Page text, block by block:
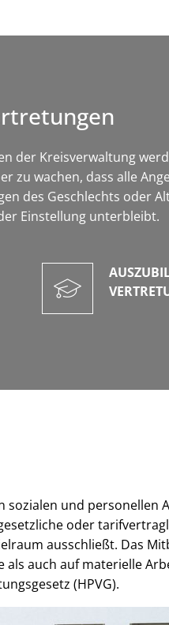
der Kreisverwaltung
zu wachen, dass alle
des Geschlechts oder
Einstellung unterbleibt.
sozialen und personellen
oder
ausschließt. Das
auch auf materielle
(HPVG).